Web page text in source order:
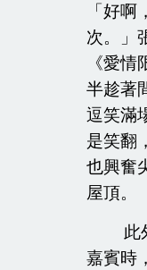
「好
次。」
《愛
半趁著
逗笑滿
是笑翻
也興奮
屋頂。
此
嘉賓時